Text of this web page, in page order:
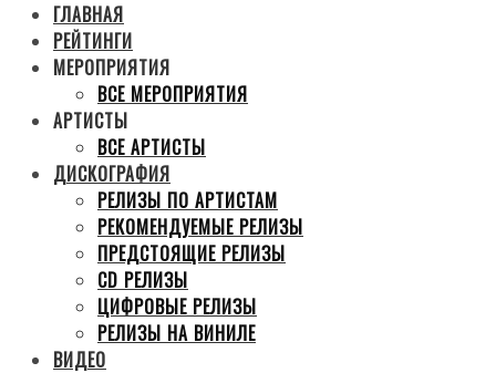
ГЛАВНАЯ
РЕЙТИНГИ
МЕРОПРИЯТИЯ
ВСЕ МЕРОПРИЯТИЯ
АРТИСТЫ
ВСЕ АРТИСТЫ
ДИСКОГРАФИЯ
РЕЛИЗЫ ПО АРТИСТАМ
РЕКОМЕНДУЕМЫЕ РЕЛИЗЫ
ПРЕДСТОЯЩИЕ РЕЛИЗЫ
CD РЕЛИЗЫ
ЦИФРОВЫЕ РЕЛИЗЫ
РЕЛИЗЫ НА ВИНИЛЕ
ВИДЕО